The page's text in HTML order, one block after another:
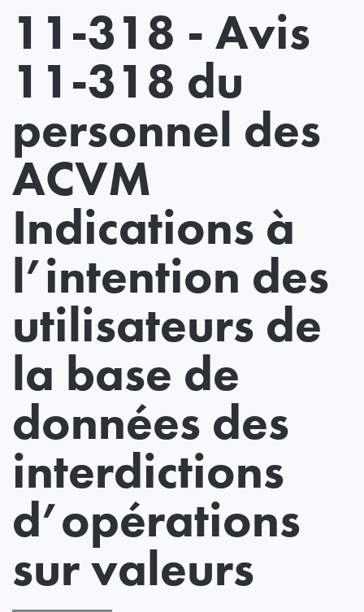
11-318 - Avis
11-318 du
personnel des
ACVM
Indications à
l’intention des
utilisateurs de
la base de
données des
interdictions
d’opérations
sur valeurs